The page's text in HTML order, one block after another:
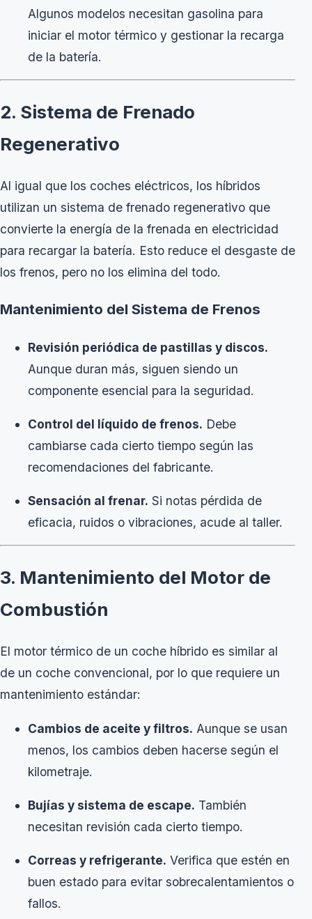
Algunos modelos necesitan gasolina para
iniciar el motor térmico y gestionar la recarga
de la batería.
2. Sistema de Frenado
Regenerativo
Al igual que los coches eléctricos, los híbridos
utilizan un sistema de frenado regenerativo que
convierte la energía de la frenada en electricidad
para recargar la batería. Esto reduce el desgaste de
los frenos, pero no los elimina del todo.
Mantenimiento del Sistema de Frenos
Revisión periódica de pastillas y discos.
Aunque duran más, siguen siendo un
componente esencial para la seguridad.
Control del líquido de frenos. Debe
cambiarse cada cierto tiempo según las
recomendaciones del fabricante.
Sensación al frenar. Si notas pérdida de
eficacia, ruidos o vibraciones, acude al taller.
3. Mantenimiento del Motor de
Combustión
El motor térmico de un coche híbrido es similar al
de un coche convencional, por lo que requiere un
mantenimiento estándar:
Cambios de aceite y filtros. Aunque se usan
menos, los cambios deben hacerse según el
kilometraje.
Bujías y sistema de escape. También
necesitan revisión cada cierto tiempo.
Correas y refrigerante. Verifica que estén en
buen estado para evitar sobrecalentamientos o
fallos.